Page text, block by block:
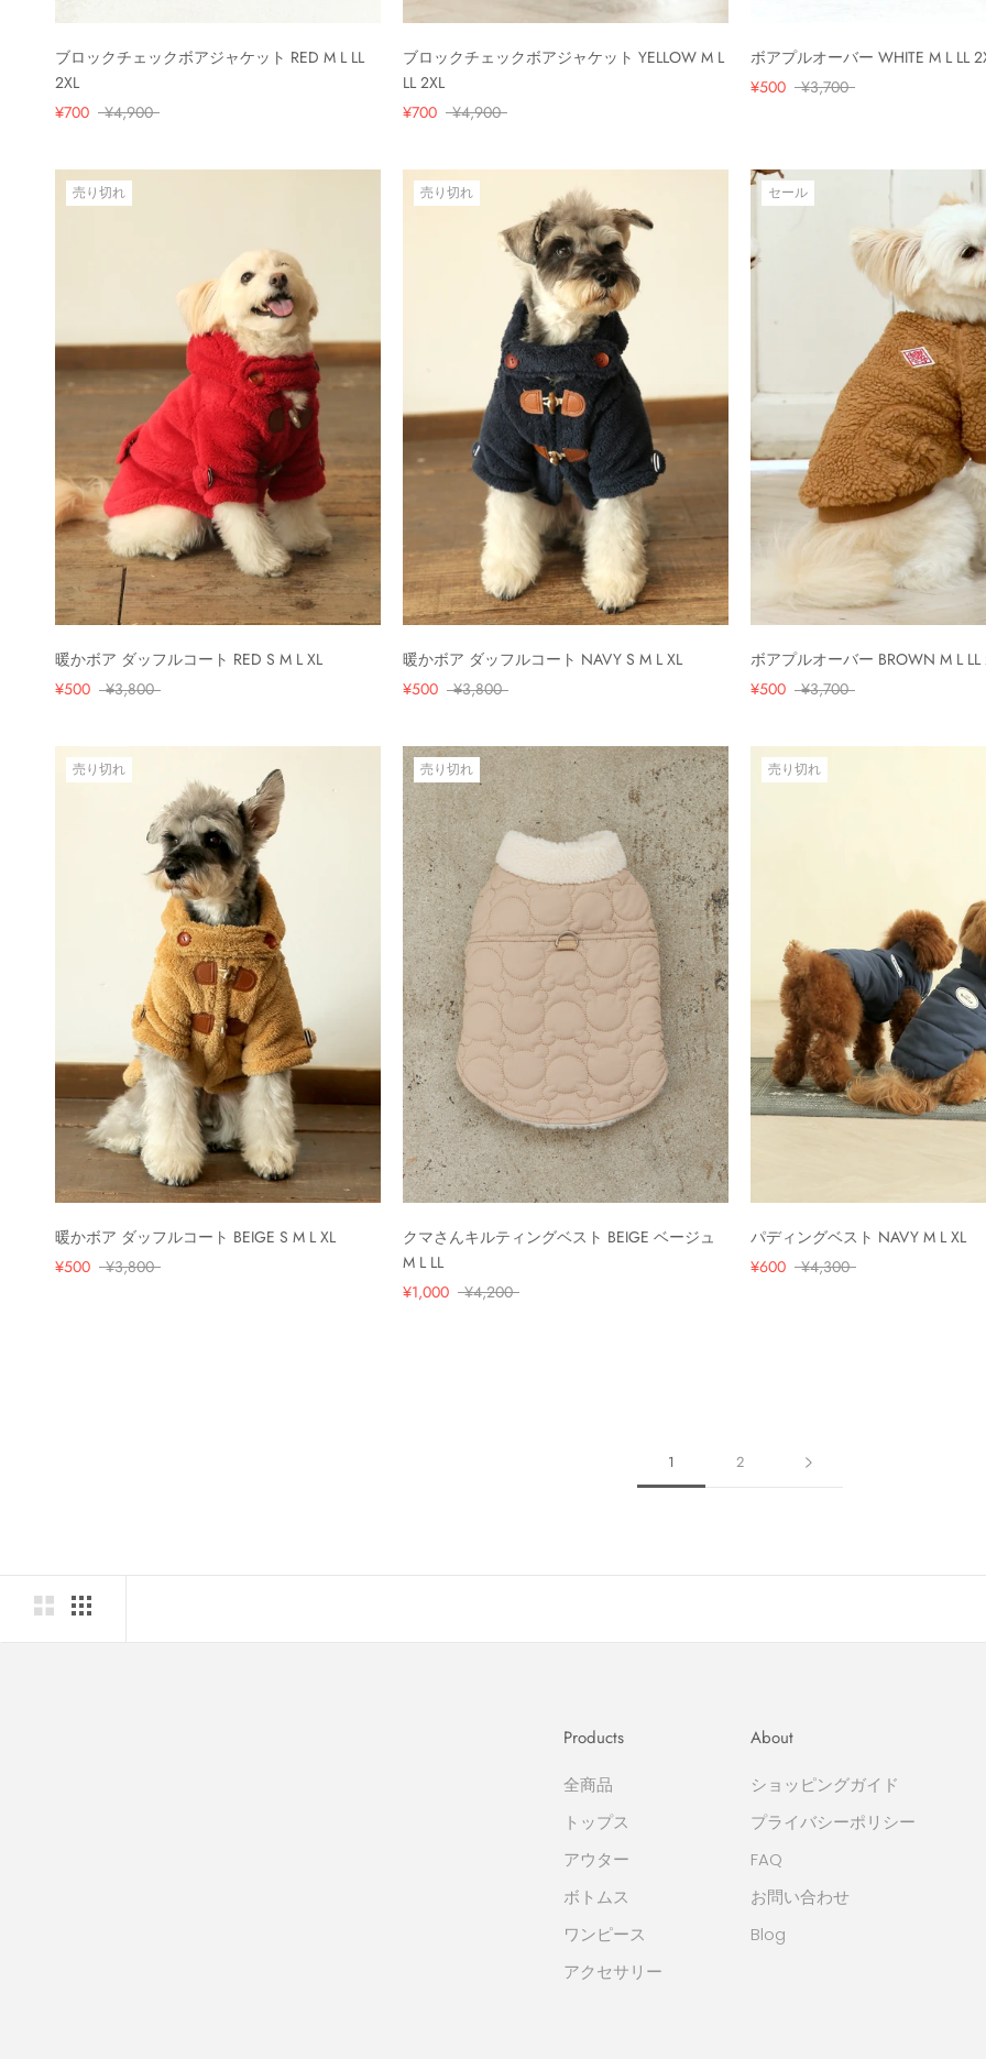
ブロックチェックボアジャケット RED M L LL
2XL
¥700
¥4,900
ブロックチェックボアジャケット YELLOW M L
LL 2XL
¥700
¥4,900
ボアプルオーバー WHITE M L LL
¥500
¥3,700
売り切れ
暖かボア ダッフルコート RED S M L XL
¥500
¥3,800
売り切れ
暖かボア ダッフルコート NAVY S M L XL
¥500
¥3,800
セール
ボアプルオーバー BROWN M L LL
¥500
¥3,700
売り切れ
暖かボア ダッフルコート BEIGE S M L XL
¥500
¥3,800
売り切れ
クマさんキルティングベスト BEIGE ベージュ
M L LL
¥1,000
¥4,200
売り切れ
パディングベスト NAVY M L XL
¥600
¥4,300
1 2
Products
全商品
トップス
アウター
ボトムス
ワンピース
アクセサリー
About
ショッピングガイド
プライバシーポリシー
FAQ
お問い合わせ
Blog